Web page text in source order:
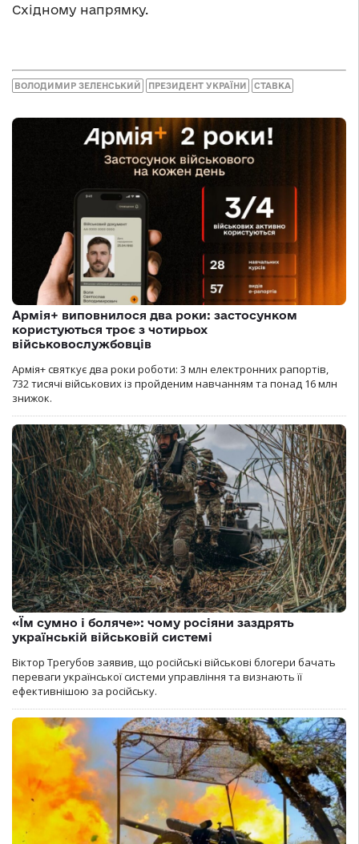
Східному напрямку.
ВОЛОДИМИР ЗЕЛЕНСЬКИЙ ПРЕЗИДЕНТ УКРАЇНИ СТАВКА
Армія+ виповнилося два роки: застосунком
користуються троє з чотирьох
військовослужбовців
Армія+ святкує два роки роботи: 3 млн електронних рапортів,
732 тисячі військових із пройденим навчанням та понад 16 млн
знижок.
«Їм сумно і боляче»: чому росіяни заздрять
українській військовій системі
Віктор Трегубов заявив, що російські військові блогери бачать
переваги української системи управління та визнають її
ефективнішою за російську.